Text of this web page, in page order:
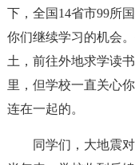
下，全国14省市99所
你们继续学习的机会
土，前往外地求学读
里，但学校一直关心
连在一起的。
同学们，大地震